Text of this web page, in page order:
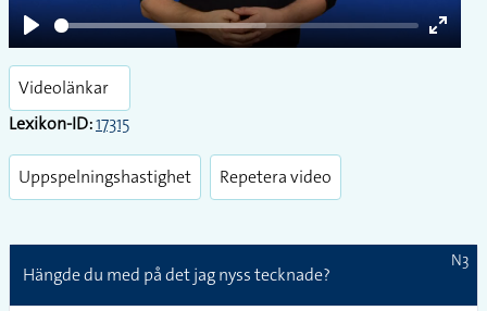
Play
Enter
Videolänkar
Lexikon-ID:17315
Uppspelningshastighet Repetera video
Hängde du med på det jag nyss tecknade?
N3